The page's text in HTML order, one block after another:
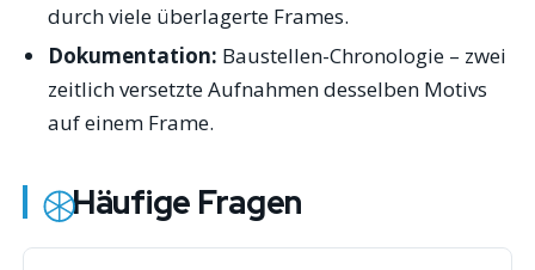
durch viele überlagerte Frames.
Dokumentation: Baustellen-Chronologie – zwei
zeitlich versetzte Aufnahmen desselben Motivs
auf einem Frame.
Häufige Fragen